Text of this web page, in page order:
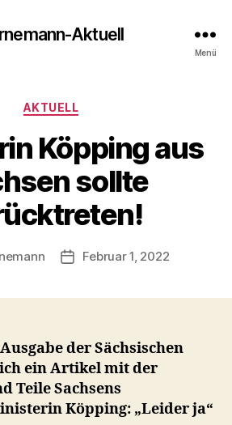
Aktuell
Menü
Kategorien
AKTUELL
Köpping aus
sollte
Veröffentlichungsdatum
Februar 1, 2022
der Sächsischen
ein Artikel mit der
Teile Sachsens
Köpping: „Leider ja“